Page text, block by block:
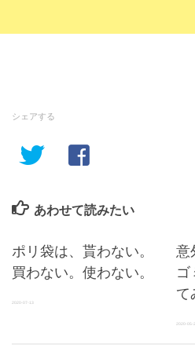
シェアする
あわせて読みたい
ポリ袋は、貰わない。
買わない。使わない。
2020-07-13
意
ゴ
て
2020-05-